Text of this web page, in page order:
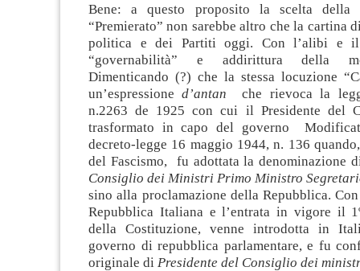
Bene: a questo proposito la scelta
“Premierato” non sarebbe altro che la cartina
politica e dei Partiti oggi. Con l’alibi e il
“governabilità” e addirittura della
Dimenticando (?) che la stessa locuzione
un’espressioned’antan che rievoca la
n.2263 de 1925 con cui il Presidente del
trasformato in capo del governo
decreto-legge 16 maggio 1944, n. 136
del Fascismo, fu adottata la denominazione
Consiglio dei Ministri Primo Ministro
sino alla proclamazione della Repubblica.
Repubblica Italiana e l’entrata in vigore il
della Costituzione, venne introdotta in
governo di repubblica parlamentare, e fu
originale di Presidente del Consiglio dei